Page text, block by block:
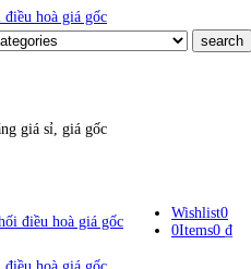
giá sỉ, giá gốc
Wishlist0
0Items0 ₫